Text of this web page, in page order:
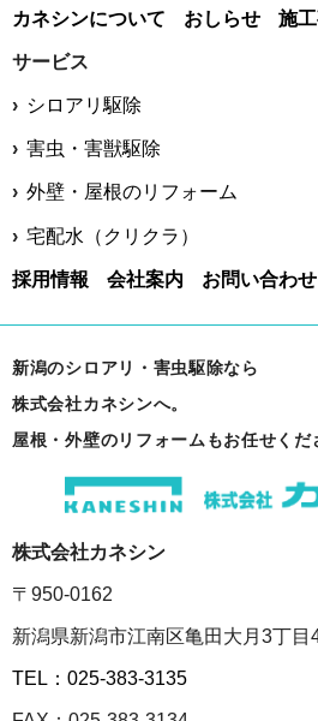
カネシンについて おしらせ 施
サービス
シロアリ駆除
害虫・害獣駆除
外壁・屋根のリフォーム
宅配水（クリクラ）
採用情報 会社案内 お問い合わせ
新潟のシロアリ・害虫駆除なら
株式会社カネシンへ。
屋根・外壁のリフォームもお任せくだ
株式会社カネシン
〒950-0162
新潟県新潟市江南区亀田大月3丁目
TEL：025-383-3135